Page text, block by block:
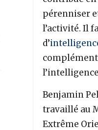
pérenniser
l’activité. Il
d’
Benjamin
travaillé au
Extrême